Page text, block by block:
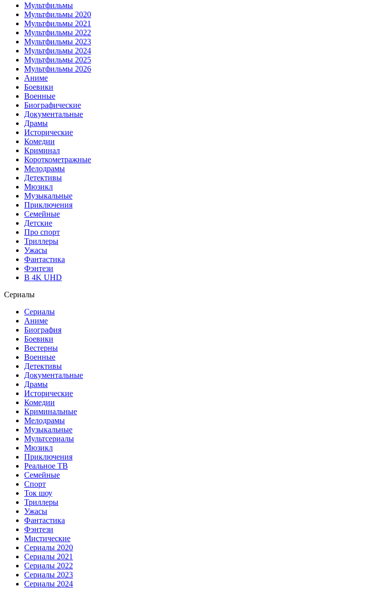
Мультфильмы
Мультфильмы 2020
Мультфильмы 2021
Мультфильмы 2022
Мультфильмы 2023
Мультфильмы 2024
Мультфильмы 2025
Мультфильмы 2026
Аниме
Боевики
Военные
Биографические
Документальные
Драмы
Исторические
Комедии
Криминал
Короткометражные
Мелодрамы
Детективы
Мюзикл
Музыкальные
Приключения
Семейные
Детские
Про спорт
Триллеры
Ужасы
Фантастика
Фэнтези
В 4K UHD
Сериалы
Сериалы
Аниме
Биография
Боевики
Вестерны
Военные
Детективы
Документальные
Драмы
Исторические
Комедии
Криминальные
Мелодрамы
Музыкальные
Мультсериалы
Мюзикл
Приключения
Реальное ТВ
Семейные
Спорт
Ток шоу
Триллеры
Ужасы
Фантастика
Фэнтези
Мистические
Сериалы 2020
Сериалы 2021
Сериалы 2022
Сериалы 2023
Сериалы 2024